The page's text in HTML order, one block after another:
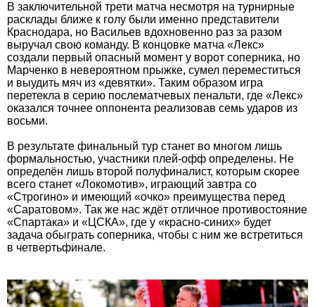
В заключительной трети матча несмотря на турнирные
расклады ближе к голу были именно представители
Краснодара, но Васильев вдохновенно раз за разом
выручал свою команду. В концовке матча «Лекс»
создали первый опасный момент у ворот соперника, но
Марченко в невероятном прыжке, сумел переместиться
и выудить мяч из «девятки». Таким образом игра
перетекла в серию послематчевых пенальти, где «Лекс»
оказался точнее оппонента реализовав семь ударов из
восьми.
В результате финальный тур станет во многом лишь
формальностью, участники плей-офф определены. Не
определён лишь второй полуфиналист, которым скорее
всего станет «Локомотив», играющий завтра со
«Строгино» и имеющий «очко» преимущества перед
«Саратовом». Так же нас ждёт отличное противостояние
«Спартака» и «ЦСКА», где у «красно-синих» будет
задача обыграть соперника, чтобы с ним же встретиться
в четвертьфинале.